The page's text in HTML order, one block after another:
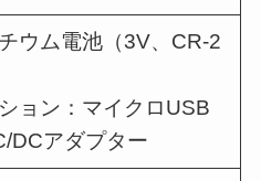
ウム電池（3V、CR-2
ョン：マイクロUSB
DCアダプター